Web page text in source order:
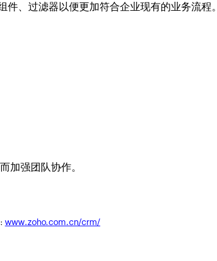
、过滤器以便更加符合企业现有的业务流程。
加强团队协作。
:www.zoho.com.cn/crm/